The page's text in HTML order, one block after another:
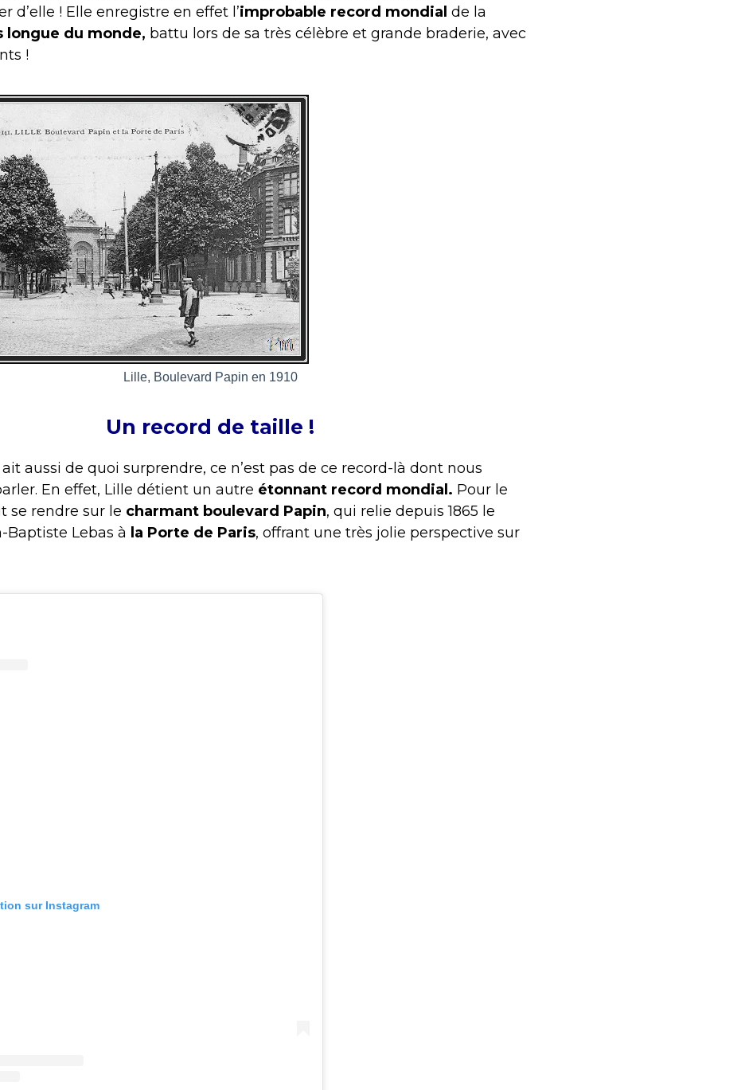
d’elle ! Elle enregistre en effet l’improbable record mondial de la
longue du monde, battu lors de sa très célèbre et grande braderie, avec
!
Lille, Boulevard Papin en 1910
Un record de taille !
ait aussi de quoi surprendre, ce n’est pas de ce record-là dont nous
En effet, Lille détient un autre étonnant record mondial. Pour le
se rendre sur le charmant boulevard Papin, qui relie depuis 1865 le
Baptiste Lebas à la Porte de Paris, offrant une très jolie perspective sur
sur Instagram